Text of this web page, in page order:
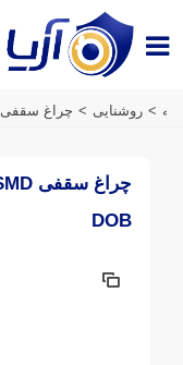
> روشنایی > چراغ سقفی
DOB